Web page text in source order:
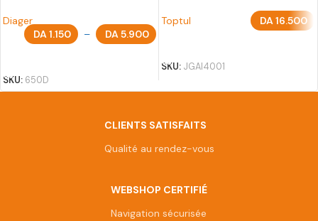
Diager
DA1.150 – DA5.900
SKU: 650D
Toptul DA16.500
SKU: JGAI4001
CLIENTS SATISFAITS
Qualité au rendez-vous
WEBSHOP CERTIFIÉ
Navigation sécurisée